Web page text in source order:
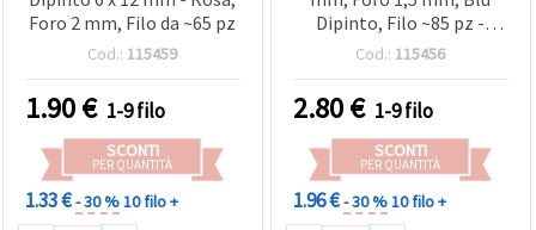
Foro 2 mm, Filo da ~65 pz
Cod.: 115459
1.90€ 1-9 filo
SCONTI
PER QUANTITÀ
1.33 €- 30 %10 filo +
Dipinto, Filo ~85 pz -
Ideali, Infilatura Perline
Cod.: 115456
2.80€ 1-9 filo
SCONTI
PER QUANTITÀ
1.96 €- 30 %10 filo +